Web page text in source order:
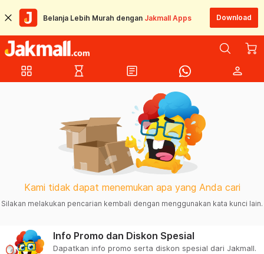
Belanja Lebih Murah dengan Jakmall Apps Download
grid_view hourglass_empty article person
Kami tidak dapat menemukan apa yang Anda cari
Silakan melakukan pencarian kembali dengan menggunakan kata kunci lain.
Info Promo dan Diskon Spesial
Dapatkan info promo serta diskon spesial dari Jakmall.